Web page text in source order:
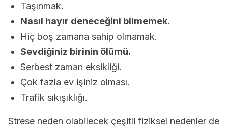
Taşınmak.
Nasıl hayır deneceğini bilmemek.
Hiç boş zamana sahip olmamak.
Sevdiğiniz birinin ölümü.
Serbest zaman eksikliği.
Çok fazla ev işiniz olması.
Trafik sıkışıklığı.
Strese neden olabilecek çeşitli fiziksel nedenler de